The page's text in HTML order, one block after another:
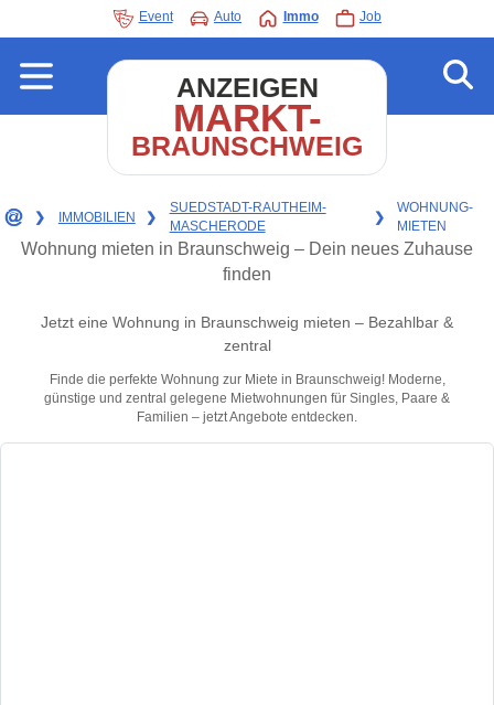
Event Auto Immo Job
ANZEIGEN
MARKT-
BRAUNSCHWEIG
❯ IMMOBILIEN ❯
SUEDSTADT-RAUTHEIM-
MASCHERODE
❯
WOHNUNG-
MIETEN
Wohnung mieten in Braunschweig – Dein neues Zuhause
finden
Jetzt eine Wohnung in Braunschweig mieten – Bezahlbar &
zentral
Finde die perfekte Wohnung zur Miete in Braunschweig! Moderne,
günstige und zentral gelegene Mietwohnungen für Singles, Paare &
Familien – jetzt Angebote entdecken.